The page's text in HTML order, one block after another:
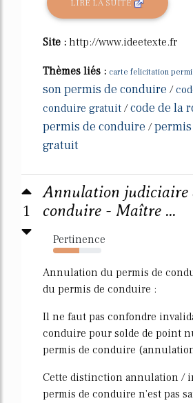
LIRE LA SUITE
Site : http://www.ideetexte.fr
Thèmes liés : carte felicitation
son permis de conduire /
conduire gratuit /code de la
permis de conduire /
gratuit
1
Annulation judiciaire
conduire - Maître ...
Pertinence
54%
Annulation du permis de
du permis de conduire :
Il ne faut pas confondre
conduire pour solde de point
permis de conduire
Cette distinction annulation /
permis de conduire n'est pas